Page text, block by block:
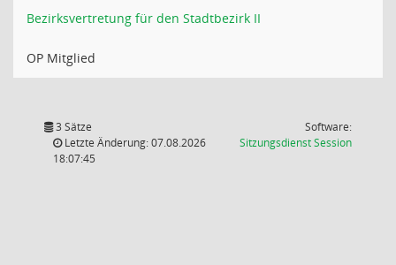
Bezirksvertretung für den Stadtbezirk II
OP Mitglied
3 Sätze
Letzte Änderung: 07.08.2026
18:07:45
Software:
SitzungsdienstSession(Wird in